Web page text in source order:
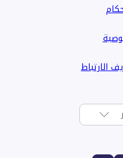
الارتباط